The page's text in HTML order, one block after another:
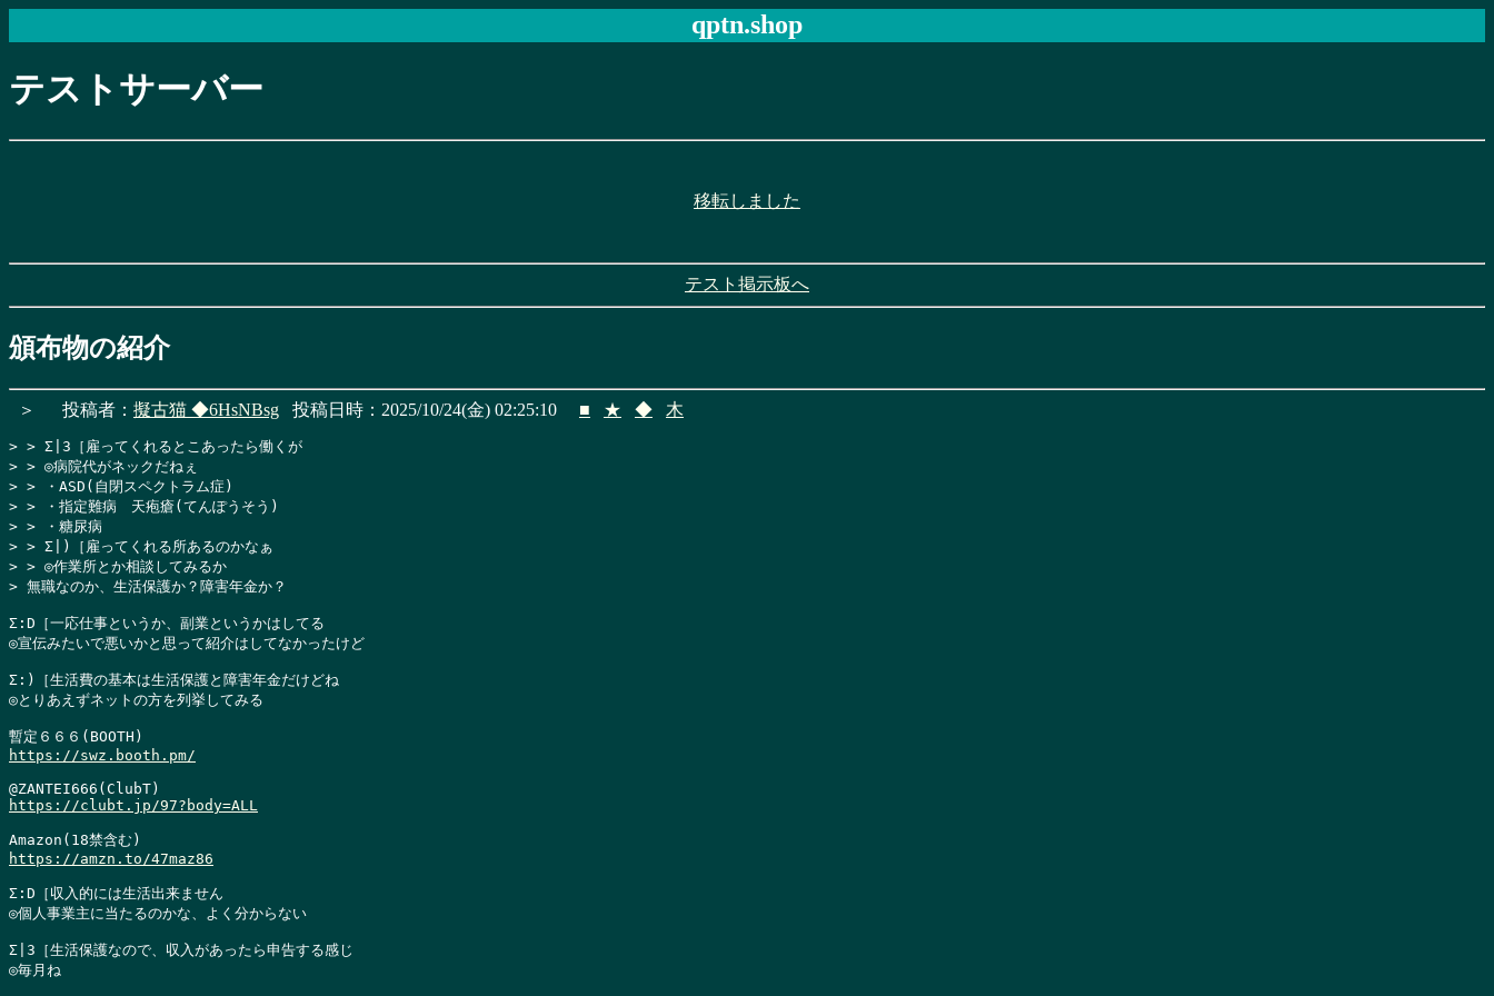
qptn.shop
テストサーバー
移転しました
テスト掲示板へ
頒布物の紹介
＞ 投稿者： 擬古猫 ◆6HsNBsg 投稿日時：2025/10/24(金) 02:25:10 ■ ★ ◆ 木
> > Σ|3［雇ってくれるとこあったら働くが
> > ◎病院代がネックだねぇ
> > ・ASD(自閉スペクトラム症)
> > ・指定難病　天疱瘡(てんぽうそう)
> > ・糖尿病
> > Σ|)［雇ってくれる所あるのかなぁ
> > ◎作業所とか相談してみるか
> 無職なのか、生活保護か？障害年金か？
Σ:D［一応仕事というか、副業というかはしてる
◎宣伝みたいで悪いかと思って紹介はしてなかったけど
Σ:)［生活費の基本は生活保護と障害年金だけどね
◎とりあえずネットの方を列挙してみる
https://swz.booth.pm/
https://clubt.jp/97?body=ALL
https://amzn.to/47maz86
Σ:D［収入的には生活出来ません
◎個人事業主に当たるのかな、よく分からない
Σ|3［生活保護なので、収入があったら申告する感じ
◎毎月ね